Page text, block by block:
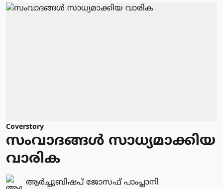
Coverstory
സംവാദങ്ങൾ സാധ്യമാക്കിയ
വാരിക
ആർച്ചുബിഷപ് ജോസഫ് പാംപ്ലാനി